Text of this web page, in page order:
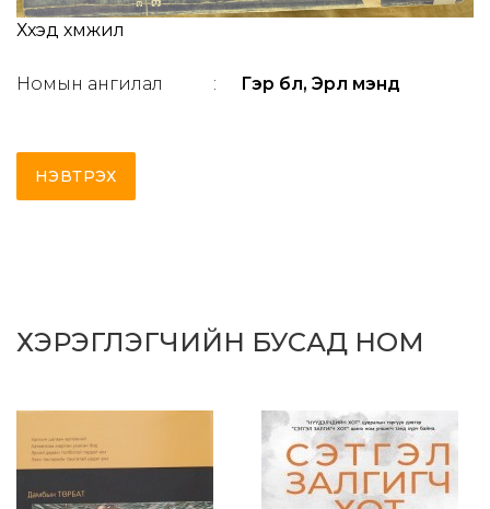
Хүүхэд хүмүүжил
Номын ангилал : Гэр бүл, Эрүүл мэнд
НЭВТРЭХ
ХЭРЭГЛЭГЧИЙН БУСАД НОМ